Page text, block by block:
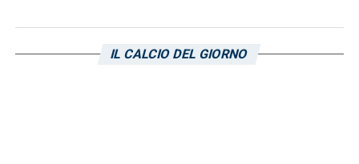
nome che porta: la Serie B, che conosco
IL CALCIO DEL GIORNO